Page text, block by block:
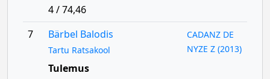
4 / 74,46
7
Bärbel Balodis
Tartu Ratsakool
CADANZ DE
NYZE Z (2013)
Tulemus